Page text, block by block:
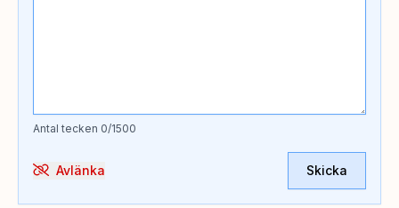
Antal tecken 0/1500
Avlänka Skicka